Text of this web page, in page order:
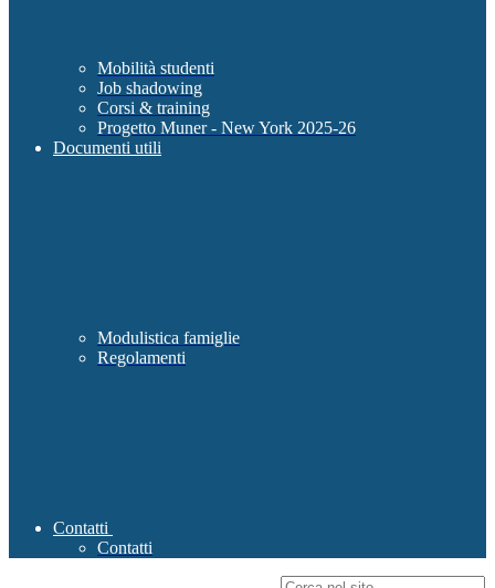
Mobilità studenti
Job shadowing
Corsi & training
Progetto Muner - New York 2025-26
Documenti utili
Modulistica famiglie
Regolamenti
Contatti
Contatti